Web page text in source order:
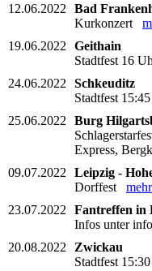
12.06.2022
Bad
Kurkonzert
19.06.2022
Geithain
Stadtfest 16
24.06.2022
Schkeuditz
Stadtfest
25.06.2022
Burg
Express,
09.07.2022
Leipzig -
Dorffest mehr
23.07.2022
Fantreffen in
Infos unter
20.08.2022
Zwickau
Stadtfest